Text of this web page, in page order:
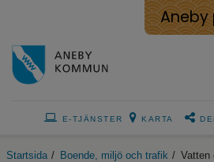
Aneby
E-TJÄNSTER KARTA
Startsida / Boende, miljö och trafik / Vatten